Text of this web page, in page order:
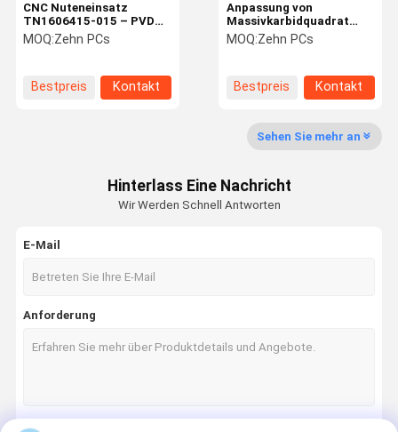
Qualitätskon Kontakt Mit
Serien für die Präzisionsschleiferei
Spezielle flexible Rillenserie
Spezielle Getriebe-Formungsreihe
Spezielle Nutfräs-Serie
Spezielle Ausrüstung
Anpassung von
Massivkarbidquadrat
Endmühle Herstellung
von Medizinprodukten
MOQ:Zehn PCs
Bestpreis Kontakt
CNC Nuteneinsatz
TN1606415-015 – PVD
HYB208A beschichtet, für
schwierige Materialien
Hochtemperaturlegierungen).
MOQ:Zehn PCs
Bestpreis Kontakt
Sehen Sie mehr an
Hinterlass Eine Nachricht
Wir Werden Schnell Antworten
E-Mail
Anforderung